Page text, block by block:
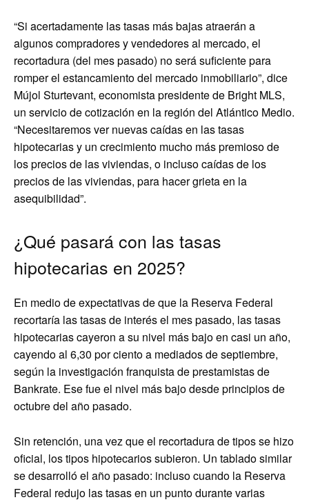
“Si acertadamente las tasas más bajas atraerán a
algunos compradores y vendedores al mercado, el
recortadura (del mes pasado) no será suficiente para
romper el estancamiento del mercado inmobiliario”, dice
Mújol Sturtevant, economista presidente de Bright MLS,
un servicio de cotización en la región del Atlántico Medio.
“Necesitaremos ver nuevas caídas en las tasas
hipotecarias y un crecimiento mucho más premioso de
los precios de las viviendas, o incluso caídas de los
precios de las viviendas, para hacer grieta en la
asequibilidad”.
¿Qué pasará con las tasas
hipotecarias en 2025?
En medio de expectativas de que la Reserva Federal
recortaría las tasas de interés el mes pasado, las tasas
hipotecarias cayeron a su nivel más bajo en casi un año,
cayendo al 6,30 por ciento a mediados de septiembre,
según la investigación franquista de prestamistas de
Bankrate. Ese fue el nivel más bajo desde principios de
octubre del año pasado.
Sin retención, una vez que el recortadura de tipos se hizo
oficial, los tipos hipotecarios subieron. Un tablado similar
se desarrolló el año pasado: incluso cuando la Reserva
Federal redujo las tasas en un punto durante varias